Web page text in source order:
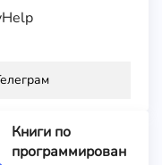
Книги по
программирован